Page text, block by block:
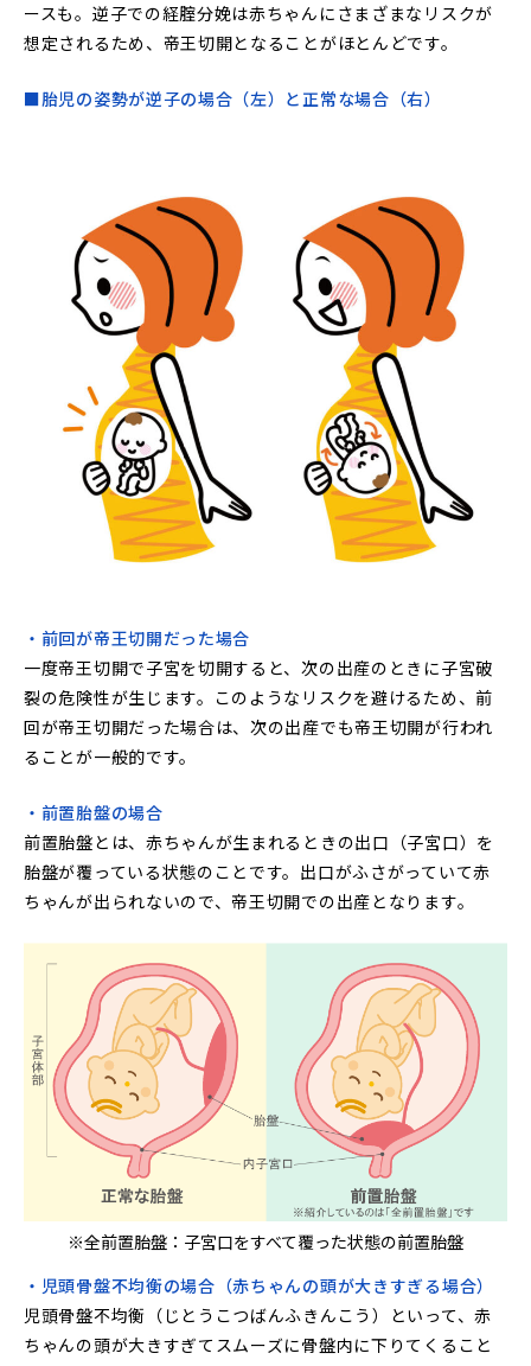
ースも。逆子での経腟分娩は赤ちゃんにさまざまなリスクが
想定されるため、帝王切開となることがほとんどです。
■胎児の姿勢が逆子の場合（左）と正常な場合（右）
・前回が帝王切開だった場合
一度帝王切開で子宮を切開すると、次の出産のときに子宮破
裂の危険性が生じます。このようなリスクを避けるため、前
回が帝王切開だった場合は、次の出産でも帝王切開が行われ
ることが一般的です。
・前置胎盤の場合
前置胎盤とは、赤ちゃんが生まれるときの出口（子宮口）を
胎盤が覆っている状態のことです。出口がふさがっていて赤
ちゃんが出られないので、帝王切開での出産となります。
※全前置胎盤：子宮口をすべて覆った状態の前置胎盤
・児頭骨盤不均衡の場合（赤ちゃんの頭が大きすぎる場合）
児頭骨盤不均衡（じとうこつばんふきんこう）といって、赤
ちゃんの頭が大きすぎてスムーズに骨盤内に下りてくること